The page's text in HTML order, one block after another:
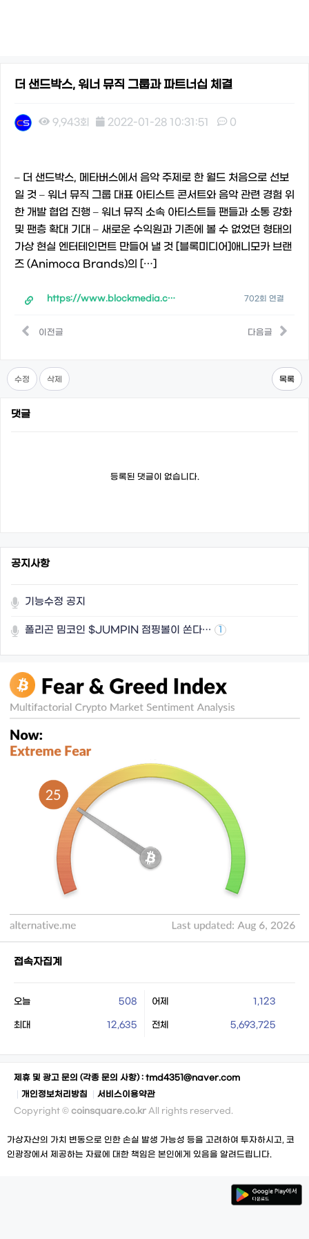
더 샌드박스, 워너 뮤직 그룹과 파트너십 체결
9,943회 2022-01-28 10:31:51 0
– 더 샌드박스, 메타버스에서 음악 주제로 한 월드 처음으로 선보
일 것 – 워너 뮤직 그룹 대표 아티스트 콘서트와 음악 관련 경험 위
한 개발 협업 진행 – 워너 뮤직 소속 아티스트들 팬들과 소통 강화
및 팬층 확대 기대 – 새로운 수익원과 기존에 볼 수 없었던 형태의
가상 현실 엔터테인먼트 만들어 낼 것 [블록미디어]애니모카 브랜
즈 (Animoca Brands)의 […]
https://www.blockmedia.co.kr/archives/210403 702회 연결
이전글 다음글
수정 삭제 목록
댓글
등록된 댓글이 없습니다.
공지사항
기능수정 공지
폴리곤 밈코인 $JUMPIN 점핑볼이 쏜다… 1
접속자집계
오늘 508 어제 1,123
최대 12,635 전체 5,693,725
제휴 및 광고 문의 (각종 문의 사항) : tmd4351@naver.com
개인정보처리방침
서비스이용약관
Copyright © coinsquare.co.kr All rights reserved.
가상자산의 가치 변동으로 인한 손실 발생 가능성 등을 고려하여 투자하시고, 코
인광장에서 제공하는 자료에 대한 책임은 본인에게 있음을 알려드립니다.